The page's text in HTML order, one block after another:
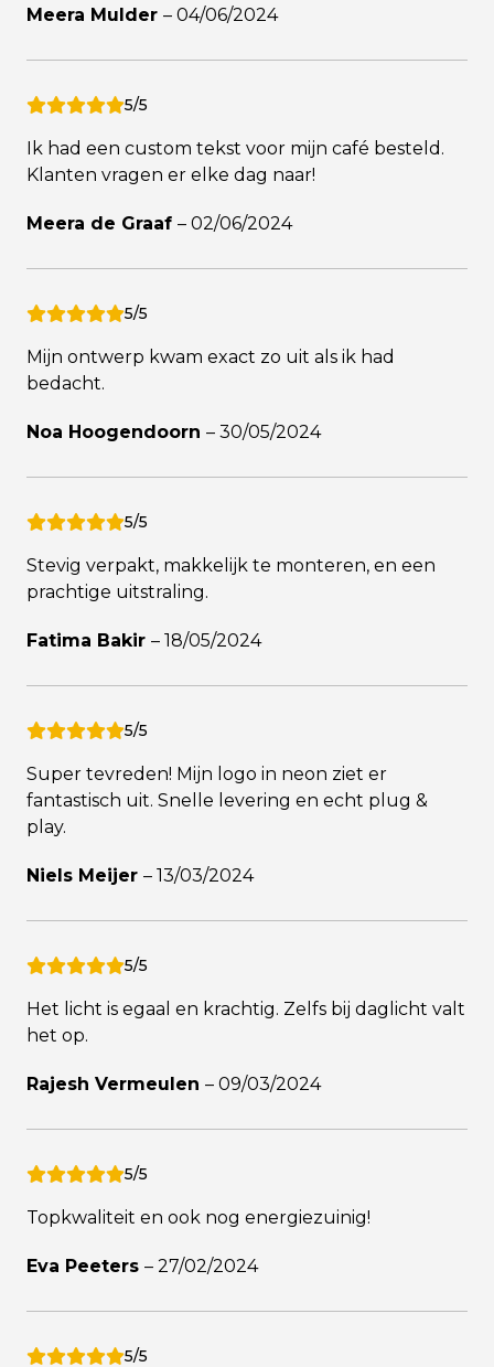
Meera Mulder – 04/06/2024
5/5
Ik had een custom tekst voor mijn café besteld.
Klanten vragen er elke dag naar!
Meera de Graaf – 02/06/2024
5/5
Mijn ontwerp kwam exact zo uit als ik had
bedacht.
Noa Hoogendoorn – 30/05/2024
5/5
Stevig verpakt, makkelijk te monteren, en een
prachtige uitstraling.
Fatima Bakir – 18/05/2024
5/5
Super tevreden! Mijn logo in neon ziet er
fantastisch uit. Snelle levering en echt plug &
play.
Niels Meijer – 13/03/2024
5/5
Het licht is egaal en krachtig. Zelfs bij daglicht valt
het op.
Rajesh Vermeulen – 09/03/2024
5/5
Topkwaliteit en ook nog energiezuinig!
Eva Peeters – 27/02/2024
5/5